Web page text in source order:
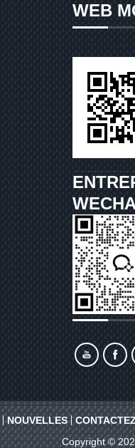
WEB
NOUVELLES
Copyright ©